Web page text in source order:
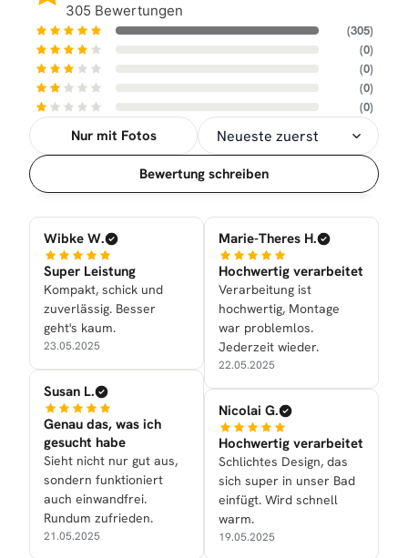
305 Bewertungen
(305)
(0)
(0)
(0)
(0)
Nur mit Fotos
Sortierung
Bewertung schreiben
Wibke W.
Super Leistung
Kompakt, schick und
zuverlässig. Besser
geht's kaum.
23.05.2025
Susan L.
Genau das, was ich
gesucht habe
Sieht nicht nur gut aus,
sondern funktioniert
auch einwandfrei.
Rundum zufrieden.
21.05.2025
Marie-Theres H.
Hochwertig verarbeitet
Verarbeitung ist
hochwertig, Montage
war problemlos.
Jederzeit wieder.
22.05.2025
Nicolai G.
Hochwertig verarbeitet
Schlichtes Design, das
sich super in unser Bad
einfügt. Wird schnell
warm.
19.05.2025